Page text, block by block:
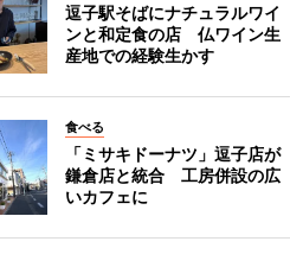
逗子駅そばにナチュラルワイ
ンと和定食の店 仏ワイン生
産地での経験生かす
食べる
「ミサキドーナツ」逗子店が
鎌倉店と統合 工房併設の広
いカフェに